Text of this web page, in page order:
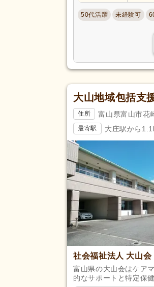
作
調
自
認
臨
休日・休暇
完
土
日
年
育
夏
賞
50代活躍 未経験可
大山地域包括支
住所 富山県富山市花
最寄駅 大庄駅から
社会福祉法人 大山会
富山県の大山会はケア
的なサポートと特定保